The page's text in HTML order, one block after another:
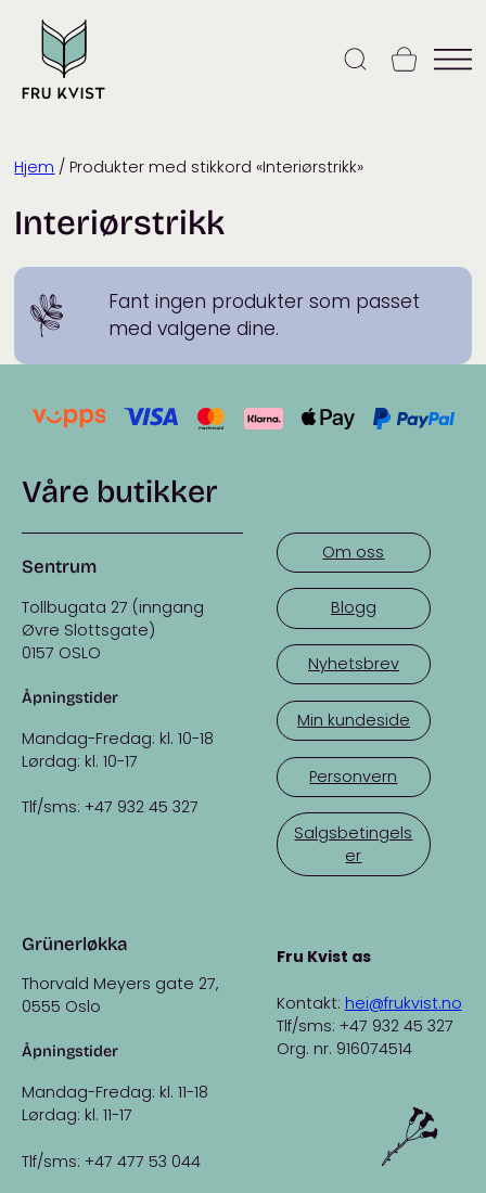
content
Hjem / Produkter med stikkord «Interiørstrikk»
Interiørstrikk
Fant ingen produkter som passet
med valgene dine.
Våre butikker
Sentrum
Tollbugata 27 (inngang
Øvre Slottsgate)
0157 OSLO
Åpningstider
Mandag-Fredag: kl. 10-18
Lørdag: kl. 10-17
Tlf/sms: +47 932 45 327
Grünerløkka
Thorvald Meyers gate 27,
0555 Oslo
Åpningstider
Mandag-Fredag: kl. 11-18
Lørdag: kl. 11-17
Tlf/sms: +47 477 53 044
Om oss
Blogg
Nyhetsbrev
Min kundeside
Personvern
Salgsbetingels
er
Fru Kvist as
Kontakt: hei@frukvist.no
Tlf/sms: +47 932 45 327
Org. nr. 916074514